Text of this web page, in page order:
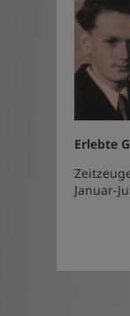
Erlebte
Januar-